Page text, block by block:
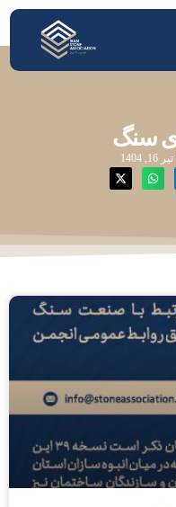
سنگ
تیر 16, 1404